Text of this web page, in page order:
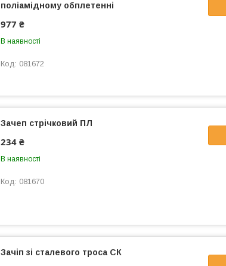
поліамідному обплетенні
977 ₴
В наявності
081672
Зачеп стрічковий ПЛ
234 ₴
В наявності
081670
Зачіп зі сталевого троса СК